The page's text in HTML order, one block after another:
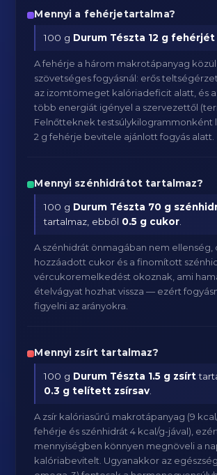
Mennyi a fehérjetartalma?
100 g Durum Tészta 12 g fehérjét
A fehérje a három makrotápanyag
szövetséges fogyásnál: erős
az izomtömeget kalóriadeficit alatt, és
több energiát igényel a szervezettől
Felnőtteknek testsúlykilogrammonként
2 g fehérje bevitele ajánlott fogyás alatt.
Mennyi szénhidrátot tartalmaz?
100 g Durum Tészta 70 g
tartalmaz, ebből 0.5 g cukor
A szénhidrát önmagában nem ellenség,
hozzáadott cukor és a finomított
vércukoremelkedést okoznak, ami
ételvágyat hozhat vissza — ezért
figyelni az arányokra.
Mennyi zsírt tartalmaz?
100 g Durum Tészta 1.5 g zsírt
0.3 g telített zsírsav
A zsír kalóriasűrű makrotápanyag (9
fehérje és szénhidrát 4 kcal/g-jával),
mennyiségben könnyen megnöveli a
kalóriabevitelt. Ugyanakkor az